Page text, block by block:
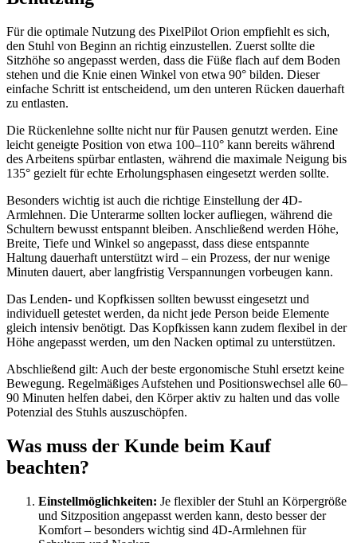
Für die optimale Nutzung des PixelPilot Orion empfiehlt es sich,
den Stuhl von Beginn an richtig einzustellen. Zuerst sollte die
Sitzhöhe so angepasst werden, dass die Füße flach auf dem Boden
stehen und die Knie einen Winkel von etwa 90° bilden. Dieser
einfache Schritt ist entscheidend, um den unteren Rücken dauerhaft
zu entlasten.
Die Rückenlehne sollte nicht nur für Pausen genutzt werden. Eine
leicht geneigte Position von etwa 100–110° kann bereits während
des Arbeitens spürbar entlasten, während die maximale Neigung bis
135° gezielt für echte Erholungsphasen eingesetzt werden sollte.
Besonders wichtig ist auch die richtige Einstellung der 4D-
Armlehnen. Die Unterarme sollten locker aufliegen, während die
Schultern bewusst entspannt bleiben. Anschließend werden Höhe,
Breite, Tiefe und Winkel so angepasst, dass diese entspannte
Haltung dauerhaft unterstützt wird – ein Prozess, der nur wenige
Minuten dauert, aber langfristig Verspannungen vorbeugen kann.
Das Lenden- und Kopfkissen sollten bewusst eingesetzt und
individuell getestet werden, da nicht jede Person beide Elemente
gleich intensiv benötigt. Das Kopfkissen kann zudem flexibel in der
Höhe angepasst werden, um den Nacken optimal zu unterstützen.
Abschließend gilt: Auch der beste ergonomische Stuhl ersetzt keine
Bewegung. Regelmäßiges Aufstehen und Positionswechsel alle 60–
90 Minuten helfen dabei, den Körper aktiv zu halten und das volle
Potenzial des Stuhls auszuschöpfen.
Was muss der Kunde beim Kauf
beachten?
Einstellmöglichkeiten: Je flexibler der Stuhl an Körpergröße
und Sitzposition angepasst werden kann, desto besser der
Komfort – besonders wichtig sind 4D-Armlehnen für